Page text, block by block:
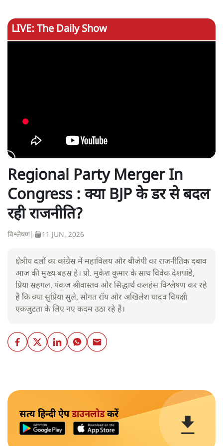
LIVE: The Daily Show
Regional Party Merger In
Congress : क्या BJP के डर से बदल
रही राजनीति?
विश्लेषण| 11 JUN, 2026
क्षेत्रीय दलों का कांग्रेस में महाविलय और बीजेपी का राजनीतिक दबाव
आज की मुख्य बहस है। प्रो. मुकेश कुमार के साथ विवेक देशपांडे,
प्रिया सहगल, पंकज श्रीवास्तव और सिद्धार्थ कलहंस विश्लेषण कर रहे
हैं कि क्या सुप्रिया सुले, सौगत रॉय और अखिलेश यादव विपक्षी
एकजुटता के लिए नए कदम उठा रहे हैं।
सत्य हिन्दी ऐपडाउनलोडकरें